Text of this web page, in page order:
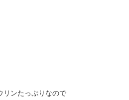
リンたっぷりなので